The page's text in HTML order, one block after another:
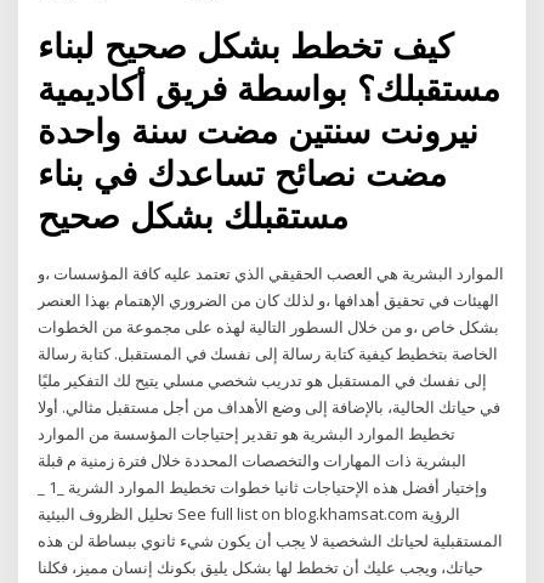
كيف تخطط بشكل صحيح لبناء
مستقبلك؟ بواسطة فريق أكاديمية
نيرونت سنتين مضت سنة واحدة
مضت نصائح تساعدك في بناء
مستقبلك بشكل صحيح
الموارد البشرية هي العصب الحقيقي الذي تعتمد عليه كافة المؤسسات ،و
الهيئات في تحقيق أهدافها ،و لذلك كان من الضروري الإهتمام بهذا العنصر
بشكل خاص ،و من خلال السطور التالية لهذه على مجموعة من الخطوات
الخاصة بتخطيط كيفية كتابة رسالة إلى نفسك في المستقبل. كتابة رسالة
إلى نفسك في المستقبل هو تدريب شخصي مسلي يتيح لك التفكير مليًا
في حياتك الحالية، بالإضافة إلى وضع الأهداف من أجل مستقبل مثالي. أولا
تخطيط الموارد البشرية هو تقدير إحتياجات المؤسسة من الموارد
البشرية ذات المهارات والتخصصات المحددة خلال فترة زمنية م قبلة
تحليل الظروف البيئية See full list on blog.khamsat.com الرؤية
المستقبلية لحياتك الشخصية لا يجب أن يكون شيء ثانوي ببساطة لن هذه
حياتك، ويجب عليك أن تخطط لها بشكل يليق بكونك إنسان مميز، فكلنا